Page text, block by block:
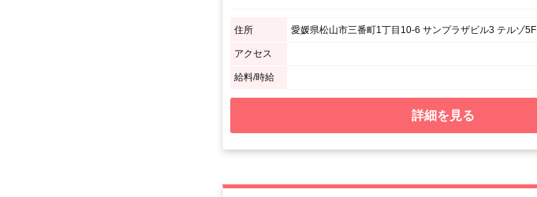
住所 愛媛県松山市三番町1丁目10-6 サンプラザビル3 テルゾ5F
アクセス
給料/時給
詳細を見る